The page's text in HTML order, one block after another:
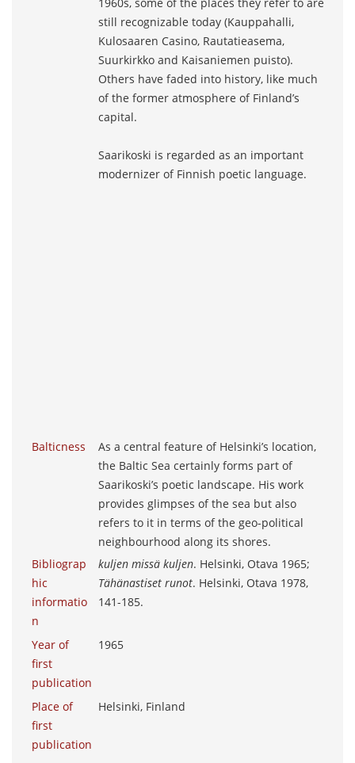
still recognizable today (Kauppahalli,
Kulosaaren Casino, Rautatieasema,
Suurkirkko and Kaisaniemen puisto).
Others have faded into history, like much
of the former atmosphere of Finland’s
capital.
Saarikoski is regarded as an important
modernizer of Finnish poetic language.
Balticness
As a central feature of Helsinki’s location,
the Baltic Sea certainly forms part of
Saarikoski’s poetic landscape. His work
provides glimpses of the sea but also
refers to it in terms of the geo-political
neighbourhood along its shores.
Bibliograp
hic
informatio
n
kuljen missä kuljen. Helsinki, Otava 1965;
Tähänastiset runot. Helsinki, Otava 1978,
141-185.
Year of
first
publication
1965
Place of
first
publication
Helsinki, Finland